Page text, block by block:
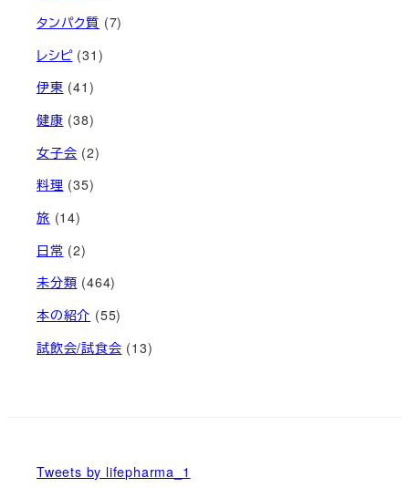
タンパク質 (7)
レシピ(31)
伊東 (41)
健康 (38)
女子会 (2)
料理 (35)
旅 (14)
日常 (2)
未分類 (464)
本の紹介 (55)
試飲会/試食会 (13)
Tweets by lifepharma_1